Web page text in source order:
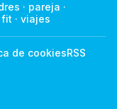
· pareja ·
fit · viajes
de cookiesRSS